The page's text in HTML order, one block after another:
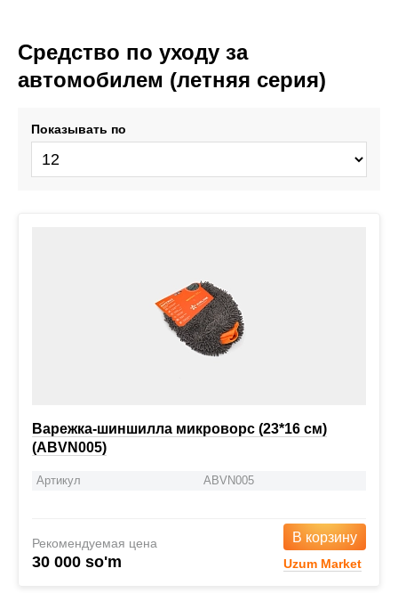
Средство по уходу за
автомобилем (летняя серия)
Показывать по
Варежка-шиншилла микроворс (23*16 см)
(ABVN005)
Артикул ABVN005
Рекомендуемая цена
30 000 so'm
В корзину
Uzum Market